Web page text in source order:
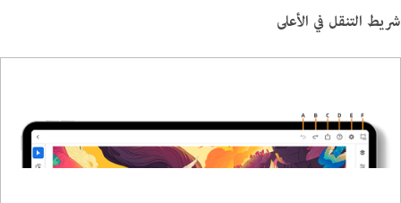
شريط التنقل في الأعلى